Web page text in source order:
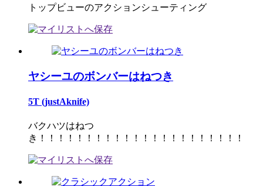
トップビューのアクションシューティング
ヤシーユのボンバーはねつき
5T (justAknife)
バクハツはねつ
き！！！！！！！！！！！！！！！！！！！！！！